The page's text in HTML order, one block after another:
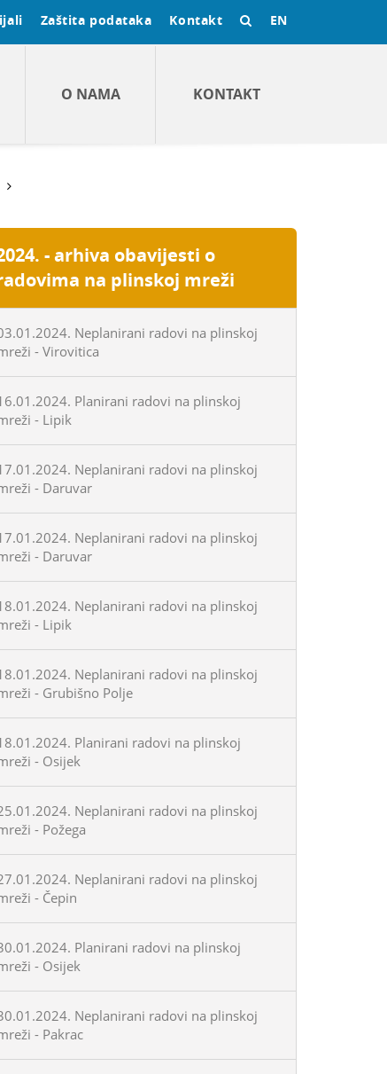
Zaštita podataka Kontakt EN
O NAMA KONTAKT
- arhiva obavijesti o
na plinskoj mreži
Neplanirani radovi na plinskoj
- Virovitica
Planirani radovi na plinskoj
- Lipik
Neplanirani radovi na plinskoj
- Daruvar
Neplanirani radovi na plinskoj
- Daruvar
Neplanirani radovi na plinskoj
- Lipik
Neplanirani radovi na plinskoj
- Grubišno Polje
Planirani radovi na plinskoj
- Osijek
Neplanirani radovi na plinskoj
- Požega
Neplanirani radovi na plinskoj
- Čepin
Planirani radovi na plinskoj
- Osijek
Neplanirani radovi na plinskoj
- Pakrac